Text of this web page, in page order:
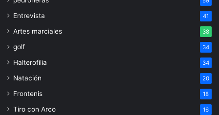
Entrevista 41
Artes marciales 38
golf 34
Halterofilia 34
Natación 20
Frontenis 18
Tiro con Arco 16